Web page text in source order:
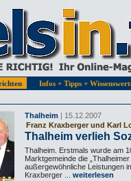
Infos + Tipps +
Thalheim | 15.12.2007
Franz Kraxberger und Karl
Thalheim verlieh
Thalheim. Erstmals wurde am
Marktgemeinde die
außergewöhnliche Leistungen
Kraxberger ...
weiterlesen